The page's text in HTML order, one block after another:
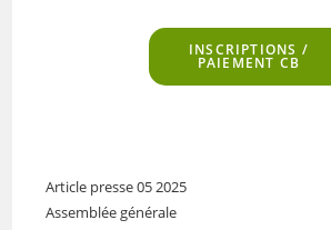
INSCRIPTIONS /
PAIEMENT CB
Article presse 05 2025
Assemblée générale